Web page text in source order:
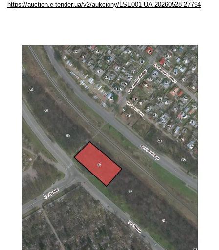
https://auction.e-tender.ua/v2/aukciony/LSE001-UA-20260528-27794